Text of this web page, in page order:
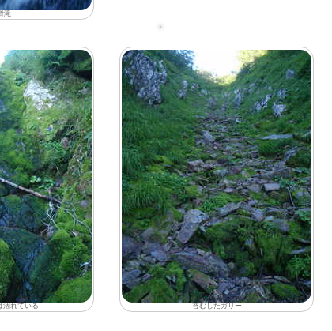
滝
涸れている 苔むしたガリー